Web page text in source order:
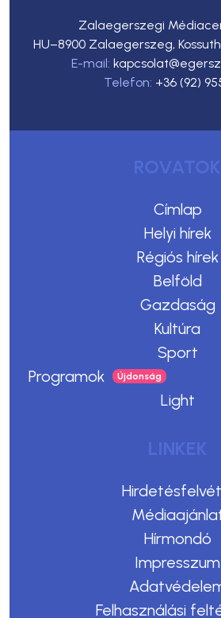
Zalaegerszegi
HU–8900 Zalaegerszeg,
E-mail:
Telefon: +36 (92)
ROVATOK
Címlap
Helyi hírek
Régiós hírek
Belföld
Gazdaság
Kultúra
Sport
Programok
Light
LINKEK
Hírmondó
Impresszum
Felhasználási